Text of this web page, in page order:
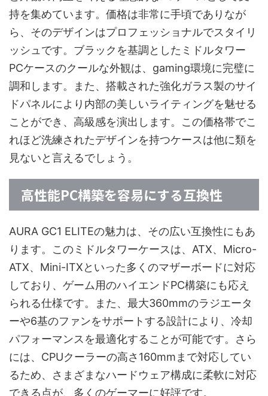
持を集めています。価格は非常に手頃でありなが
ら、そのデザインはプロフェッショナルでスタイリ
ッシュです。ブラックを基調としたミドルタワー
PCケースのクールな外観は、gaming環境に完璧に
調和します。また、搭載された強化ガラス製のサイ
ドパネルにより内部の美しいライティングを魅せる
ことができ、高級感を演出します。この価格帯でこ
れほど洗練されたデザインを持つケースは他に類を
見ないと言えるでしょう。
高性能PC構築を容易にする互換性
AURA GC1 ELITEの魅力は、その広い互換性にもあ
ります。このミドルタワーケースは、ATX、Micro-
ATX、Mini-ITXといった多くのマザーボードに対応
しており、ゲーム用のハイエンドPC構築にも応え
られる仕様です。また、最大360mmのラジエータ
ーや6基のファンをサポートする設計により、冷却
パフォーマンスを最適化することが可能です。さら
には、CPUクーラーの高さ160mmまで対応してい
るため、さまざまなハードウェア構成に柔軟に対応
できる点が、多くのゲーマーに好評です。